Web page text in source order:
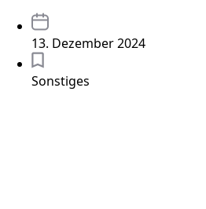
13. Dezember 2024
Sonstiges